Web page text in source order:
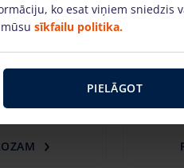
(6.50 €)
ko esat viņiem sniedzis
sīkfailu politika.
PIELĀGOT